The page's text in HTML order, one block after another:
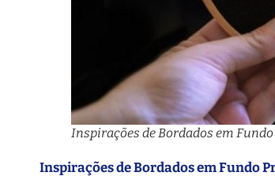
Inspirações de Bordados em
Inspirações de Bordados em Fundo